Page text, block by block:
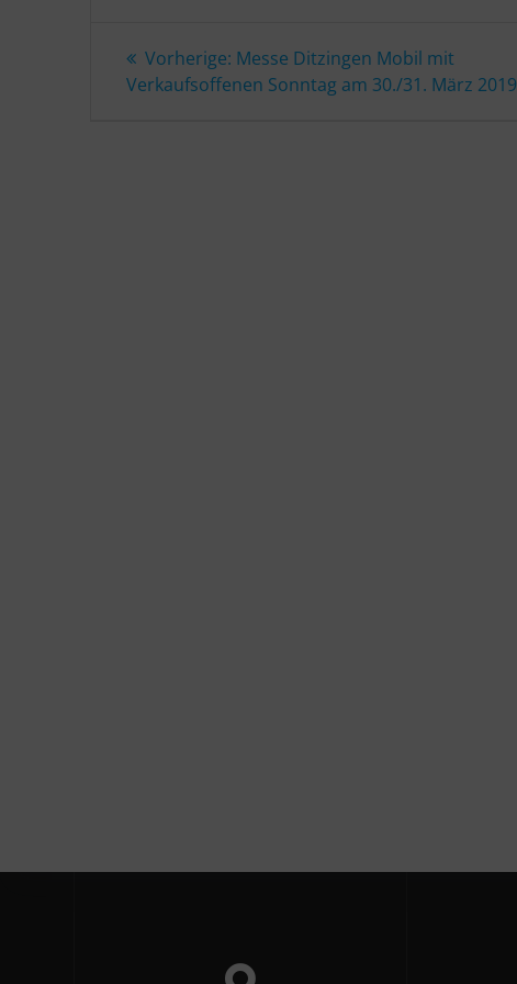
Beitragsnavigation
Vorherige: Vorheriger
Beitrag:
Messe Ditzingen Mobil mit
Verkaufsoffenen Sonntag am 30./31. März 2019